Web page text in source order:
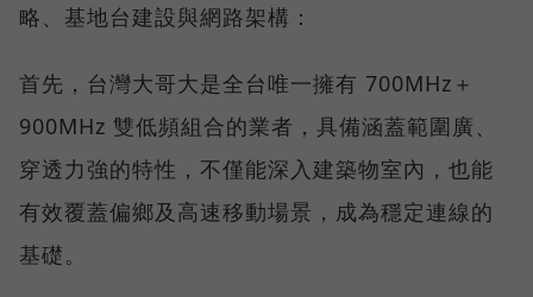
略、基地台建設與網路架構：
首先，台灣大哥大是全台唯一擁有 700MHz＋
900MHz 雙低頻組合的業者，具備涵蓋範圍廣、
穿透力強的特性，不僅能深入建築物室內，也能
有效覆蓋偏鄉及高速移動場景，成為穩定連線的
基礎。